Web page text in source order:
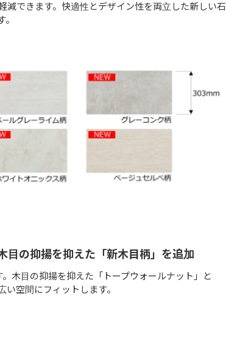
減できます。快適性とデザイン性を両立した新しい石
目の抑揚を抑えた「新木目柄」を追加
木目の抑揚を抑えた「トープウォールナット」と
い空間にフィットします。